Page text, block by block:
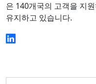
은 140개국의 고객을 지
유지하고 있습니다.